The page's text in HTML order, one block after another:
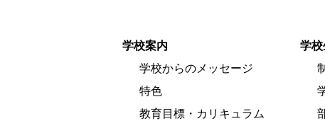
学校案内
学校からのメッセージ
特色
教育目標・カリキュラム
学